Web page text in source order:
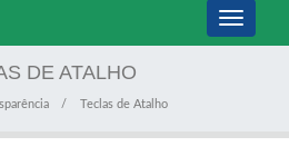
Toggle
DE ATALHO
Teclas de Atalho